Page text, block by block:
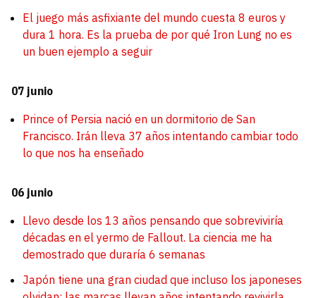
El juego más asfixiante del mundo cuesta 8 euros y
dura 1 hora. Es la prueba de por qué Iron Lung no es
un buen ejemplo a seguir
07 junio
Prince of Persia nació en un dormitorio de San
Francisco. Irán lleva 37 años intentando cambiar todo
lo que nos ha enseñado
06 junio
Llevo desde los 13 años pensando que sobreviviría
décadas en el yermo de Fallout. La ciencia me ha
demostrado que duraría 6 semanas
Japón tiene una gran ciudad que incluso los japoneses